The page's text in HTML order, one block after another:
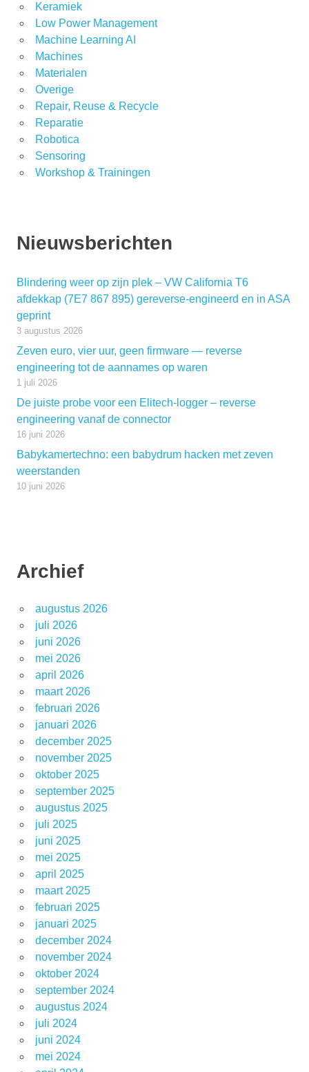
Keramiek
Low Power Management
Machine Learning AI
Machines
Materialen
Overige
Repair, Reuse & Recycle
Reparatie
Robotica
Sensoring
Workshop & Trainingen
Nieuwsberichten
Blindering weer op zijn plek – VW California T6
afdekkap (7E7 867 895) gereverse-engineerd en in ASA
geprint
3 augustus 2026
Zeven euro, vier uur, geen firmware — reverse
engineering tot de aannames op waren
1 juli 2026
De juiste probe voor een Elitech-logger – reverse
engineering vanaf de connector
16 juni 2026
Babykamertechno: een babydrum hacken met zeven
weerstanden
10 juni 2026
Archief
augustus 2026
juli 2026
juni 2026
mei 2026
april 2026
maart 2026
februari 2026
januari 2026
december 2025
november 2025
oktober 2025
september 2025
augustus 2025
juli 2025
juni 2025
mei 2025
april 2025
maart 2025
februari 2025
januari 2025
december 2024
november 2024
oktober 2024
september 2024
augustus 2024
juli 2024
juni 2024
mei 2024